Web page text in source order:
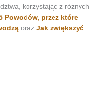
korzystając z różnych
Powodów, przez które
oraz Jak zwiększyć